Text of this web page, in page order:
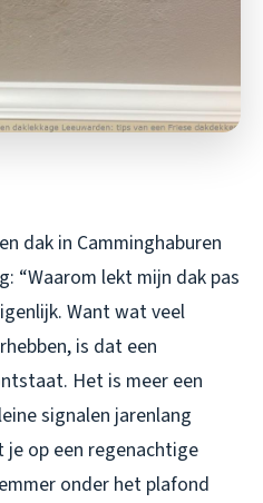
dak in Camminghaburen
“Waarom lekt mijn dak pas
Want wat veel
is dat een
Het is meer een
signalen jarenlang
op een regenachtige
onder het plafond